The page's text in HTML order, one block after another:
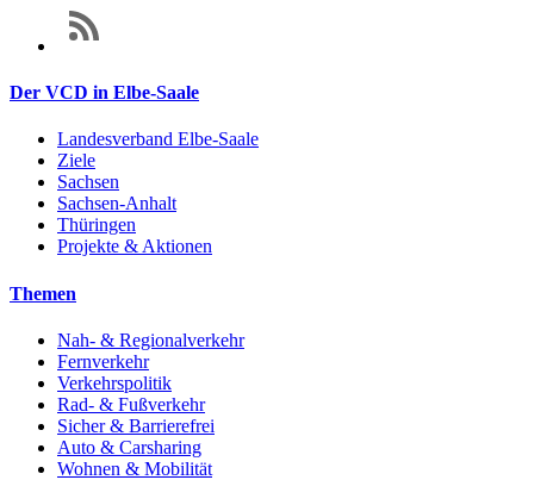
Der VCD in Elbe-Saale
Landesverband Elbe-Saale
Ziele
Sachsen
Sachsen-Anhalt
Thüringen
Projekte & Aktionen
Themen
Nah- & Regionalverkehr
Fernverkehr
Verkehrspolitik
Rad- & Fußverkehr
Sicher & Barrierefrei
Auto & Carsharing
Wohnen & Mobilität